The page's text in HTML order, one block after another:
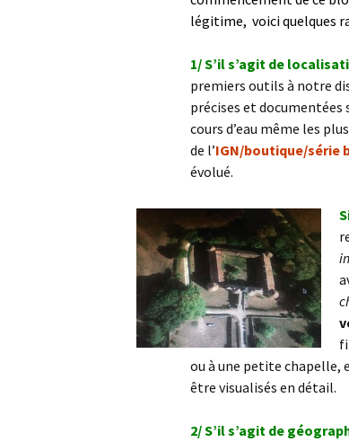
légitime, voici quelques
1/ S’il s’agit de
premiers outils à notre
précises et documentées
cours d’eau même les
de l’IGN/boutique/série
évolué.
ou à une petite chapelle,
être visualisés en détail.
2/ S’il s’agit de